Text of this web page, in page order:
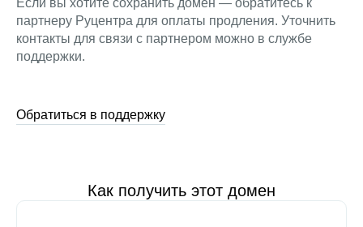
Если вы хотите сохранить домен — обратитесь к
партнеру Руцентра для оплаты продления. Уточнить
контакты для связи с партнером можно в службе
поддержки.
Обратиться в поддержку
Как получить этот домен